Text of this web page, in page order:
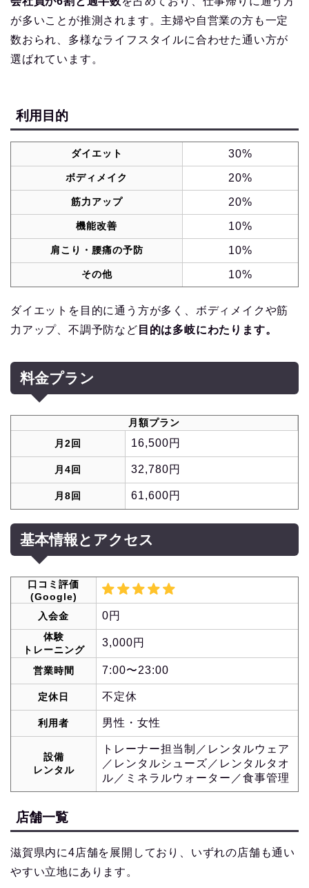
が多いことが推測されます。主婦や自営業の方も一定
数おられ、多様なライフスタイルに合わせた通い方が
選ばれています。
利用目的
ダイエット 30%
ボディメイク 20%
筋力アップ 20%
機能改善 10%
肩こり・腰痛の予防 10%
その他 10%
ダイエットを目的に通う方が多く、ボディメイクや筋
力アップ、不調予防など 目的は多岐にわたります。
料金プラン
月額プラン
月2回
16,500円
月4回 32,780円
月8回 61,600円
基本情報とアクセス
口コミ評価
(Google)
入会金
0円
体験
トレーニング
3,000円
営業時間 7:00〜23:00
定休日 不定休
利用者 男性・女性
設備
レンタル
トレーナー担当制／レンタルウェア
／レンタルシューズ／レンタルタオ
ル／ミネラルウォーター／食事管理
店舗一覧
滋賀県内に4店舗を展開しており、いずれの店舗も通い
やすい立地にあります。